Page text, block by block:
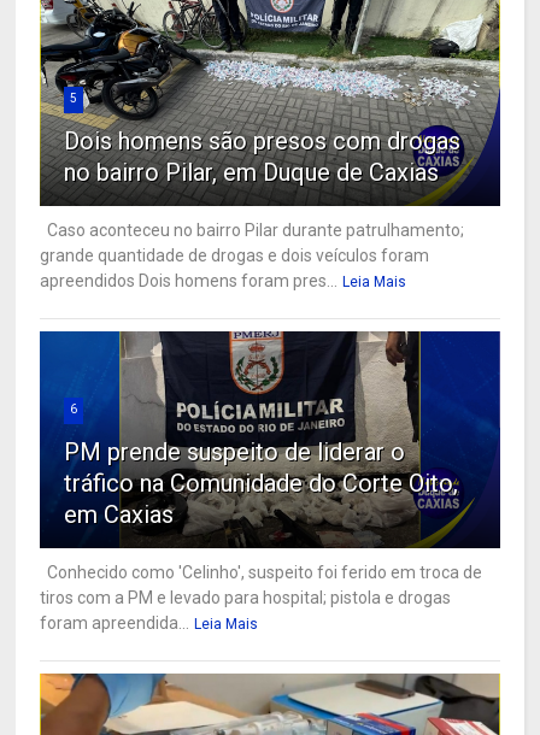
5
Dois homens são presos com drogas
no bairro Pilar, em Duque de Caxias
Caso aconteceu no bairro Pilar durante patrulhamento;
grande quantidade de drogas e dois veículos foram
apreendidos Dois homens foram pres...
Leia Mais
6
PM prende suspeito de liderar o
tráfico na Comunidade do Corte Oito,
em Caxias
Conhecido como 'Celinho', suspeito foi ferido em troca de
tiros com a PM e levado para hospital; pistola e drogas
foram apreendida...
Leia Mais